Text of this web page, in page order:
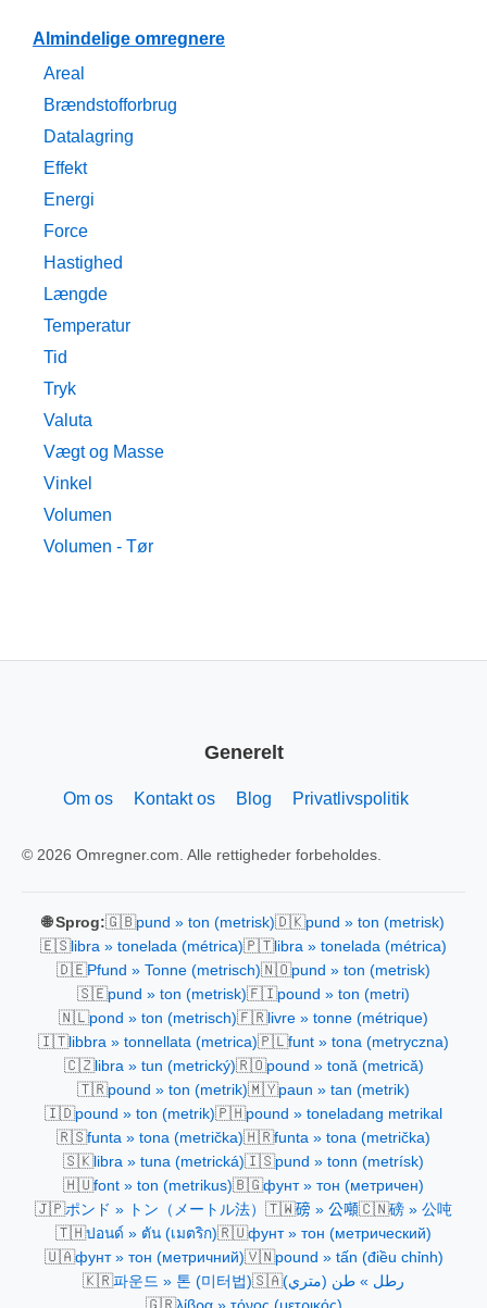
Almindelige omregnere
Areal
Brændstofforbrug
Datalagring
Effekt
Energi
Force
Hastighed
Længde
Temperatur
Tid
Tryk
Valuta
Vægt og Masse
Vinkel
Volumen
Volumen - Tør
Generelt
Om os Kontakt os Blog Privatlivspolitik
© 2026 Omregner.com. Alle rettigheder forbeholdes.
🌐 Sprog:🇬🇧pund » ton (metrisk)🇩🇰pund » ton (metrisk)
🇪🇸libra » tonelada (métrica)🇵🇹libra » tonelada (métrica)
🇩🇪Pfund » Tonne (metrisch)🇳🇴pund » ton (metrisk)
🇸🇪pund » ton (metrisk)🇫🇮pound » ton (metri)
🇳🇱pond » ton (metrisch)🇫🇷livre » tonne (métrique)
🇮🇹libbra » tonnellata (metrica)🇵🇱funt » tona (metryczna)
🇨🇿libra » tun (metrický)🇷🇴pound » tonă (metrică)
🇹🇷pound » ton (metrik)🇲🇾paun » tan (metrik)
🇮🇩pound » ton (metrik)🇵🇭pound » toneladang metrikal
🇷🇸funta » tona (metrička)🇭🇷funta » tona (metrička)
🇸🇰libra » tuna (metrická)🇮🇸pund » tonn (metrísk)
🇭🇺font » ton (metrikus)🇧🇬фунт » тон (метричен)
🇯🇵ポンド » トン（メートル法） 🇹🇼磅 » 公噸🇨🇳磅 » 公吨
🇹🇭ปอนด์ » ตัน (เมตริก)🇷🇺фунт » тон (метрический)
🇺🇦фунт » тон (метричний)🇻🇳pound » tấn (điều chỉnh)
🇰🇷파운드 » 톤 (미터법)🇸🇦رطل » طن (متري)